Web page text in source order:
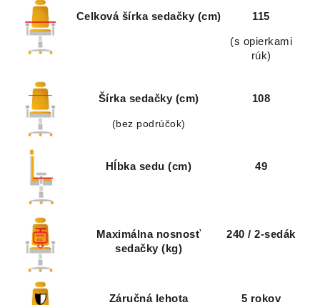
Celková šírka sedačky (cm) 115
(s opierkami
rúk)
Šírka sedačky (cm)
(bez podrúčok)
108
Hĺbka sedu (cm) 49
Maximálna nosnosť
sedačky (kg)
240 / 2-sedák
Záručná lehota 5 rokov